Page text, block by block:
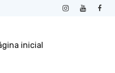
inicial